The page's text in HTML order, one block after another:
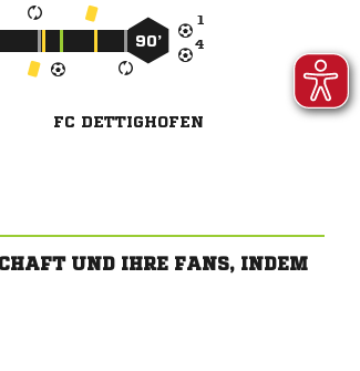


90’
FC DETTIGHOFEN
UND IHRE FANS, INDEM